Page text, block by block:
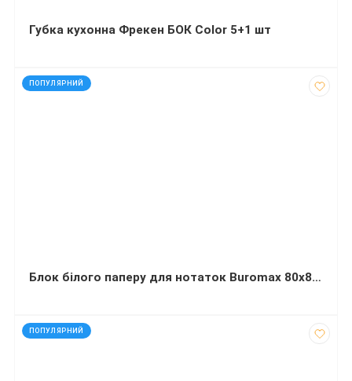
Губка кухонна Фрекен БОК Color 5+1 шт
ПОПУЛЯРНИЙ
код: 222
Блок білого паперу для нотаток Buromax 80х80х50 мм не склеєний
ПОПУЛЯРНИЙ
код: 32103